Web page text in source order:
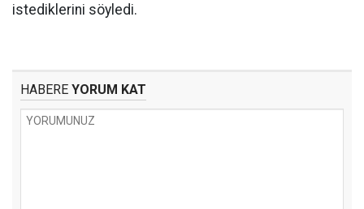
istediklerini söyledi.
HABERE YORUM KAT